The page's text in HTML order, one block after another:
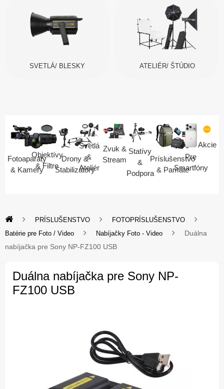
SVETLÁ/ BLESKY ATELIÉR/ ŠTÚDIO
Fotoaparáty
& Kamery
Objektívy
& Filtre
Drony &
Stabilizátory
Svetlá
&
Ateliér
Zvuk &
Stream
Statívy
&
Podpora
Príslušenstvo
& Pamäte
Pre
Smartfóny
Akcie
PRÍSLUŠENSTVO
FOTOPRÍSLUŠENSTVO
Batérie pre Foto / Video
Nabíjačky Foto - Video
Duálna
nabíjačka pre Sony NP-FZ100 USB
Duálna nabíjačka pre Sony NP-
FZ100 USB